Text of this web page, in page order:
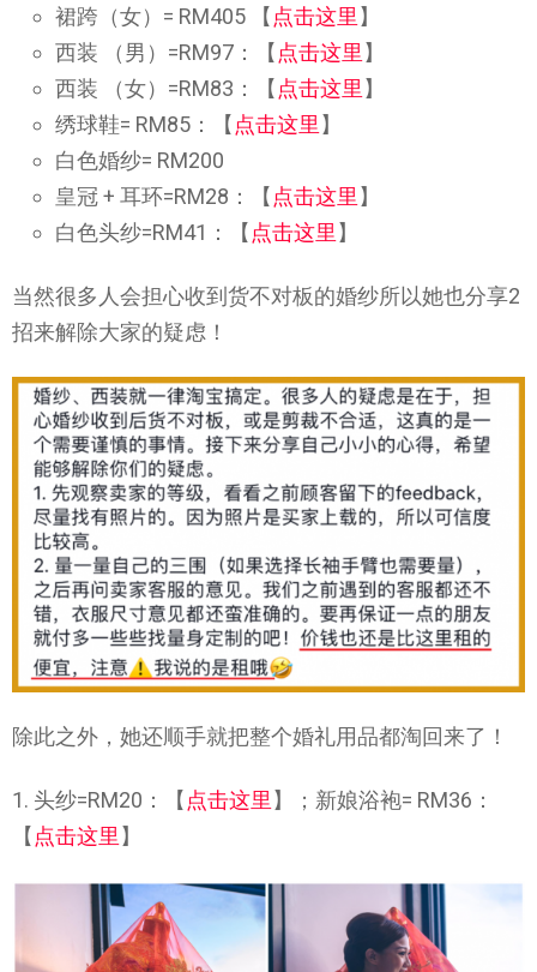
裙跨（女）= RM405 【 点击这里 】
西装 （男）=RM97：【 点击这里 】
西装 （女）=RM83：【 点击这里 】
绣球鞋= RM85：【 点击这里 】
白色婚纱= RM200
皇冠 + 耳环=RM28：【 点击这里 】
白色头纱=RM41：【 点击这里 】
当然很多人会担心收到货不对板的婚纱所以她也分享2
招来解除大家的疑虑！
除此之外，她还顺手就把整个婚礼用品都淘回来了！
1. 头纱=RM20：【点击这里】；新娘浴袍= RM36：
【点击这里】